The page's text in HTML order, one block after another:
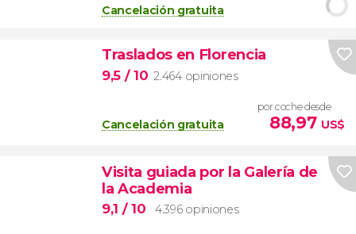
Cancelación gratuita
Traslados en Florencia
9,5 / 10 2.464 opiniones
Cancelación gratuita
por coche desde
88,97 US$
Visita guiada por la Galería de
la Academia
9,1 / 10 4.396 opiniones